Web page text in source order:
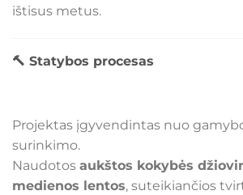
ištisus metus.
🔨 Statybos procesas
Projektas įgyvendintas nuo
surinkimo.
Naudotos aukštos kokybės
medienos lentos, suteikiančios